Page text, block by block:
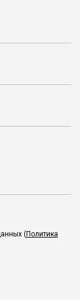
(Политика